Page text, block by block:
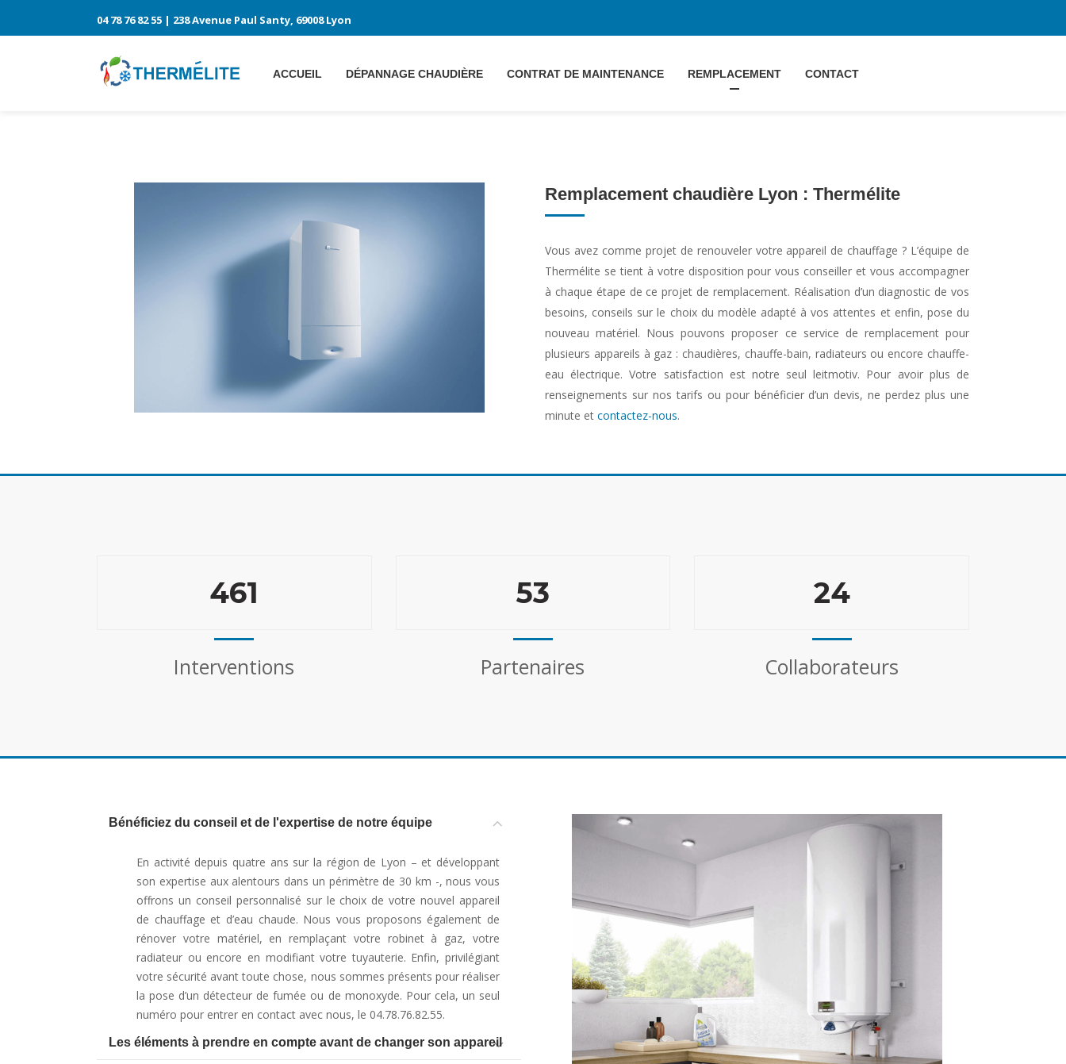
04 78 76 82 55 | 238 Avenue Paul Santy, 69008 Lyon
ACCUEIL DÉPANNAGE CHAUDIÈRE CONTRAT DE MAINTENANCE REMPLACEMENT CONTACT
Remplacement chaudière Lyon : Thermélite
Vous avez comme projet de renouveler votre appareil de chauffage ? L’équipe de
Thermélite se tient à votre disposition pour vous conseiller et vous accompagner
à chaque étape de ce projet de remplacement. Réalisation d’un diagnostic de vos
besoins, conseils sur le choix du modèle adapté à vos attentes et enfin, pose du
nouveau matériel. Nous pouvons proposer ce service de remplacement pour
plusieurs appareils à gaz : chaudières, chauffe-bain, radiateurs ou encore chauffe-
eau électrique. Votre satisfaction est notre seul leitmotiv. Pour avoir plus de
renseignements sur nos tarifs ou pour bénéficier d’un devis, ne perdez plus une
minute et contactez-nous.
461
Interventions
53
Partenaires
24
Collaborateurs
Bénéficiez du conseil et de l'expertise de notre équipe
En activité depuis quatre ans sur la région de Lyon – et développant
son expertise aux alentours dans un périmètre de 30 km -, nous vous
offrons un conseil personnalisé sur le choix de votre nouvel appareil
de chauffage et d’eau chaude. Nous vous proposons également de
rénover votre matériel, en remplaçant votre robinet à gaz, votre
radiateur ou encore en modifiant votre tuyauterie. Enfin, privilégiant
votre sécurité avant toute chose, nous sommes présents pour réaliser
la pose d’un détecteur de fumée ou de monoxyde. Pour cela, un seul
numéro pour entrer en contact avec nous, le 04.78.76.82.55.
Les éléments à prendre en compte avant de changer son appareil